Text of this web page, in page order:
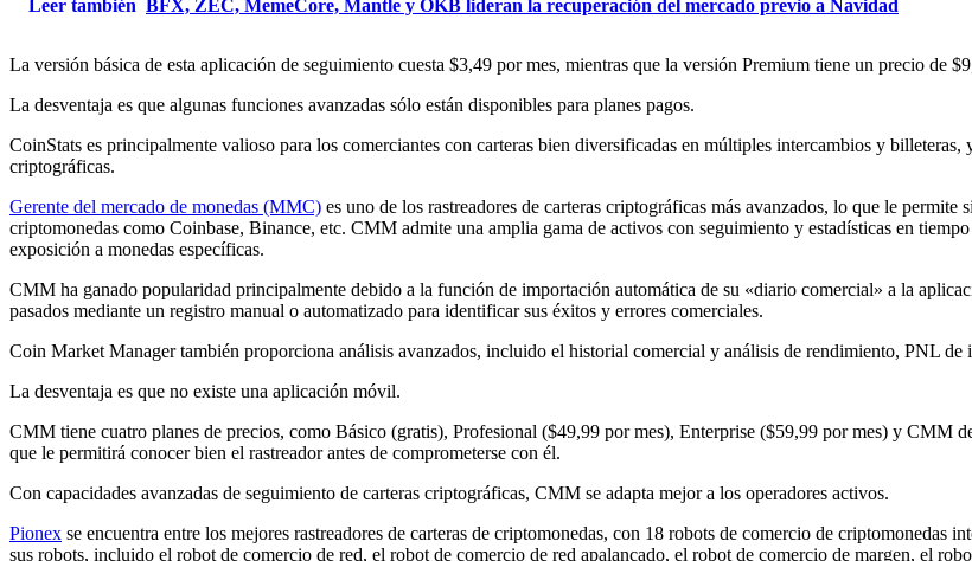
Leer también BFX, ZEC, MemeCore, Mantle y OKB lideran la recuperación del mercado previo a Navidad
La versión básica de esta aplicación de seguimiento cuesta $3,49 por mes, mientras que la versión Premium tiene un precio de
La desventaja es que algunas funciones avanzadas sólo están disponibles para planes pagos.
CoinStats es principalmente valioso para los comerciantes con carteras bien diversificadas en múltiples intercambios y
criptográficas.
Gerente del mercado de monedas (MMC) es uno de los rastreadores de carteras criptográficas más avanzados, lo que le
criptomonedas como Coinbase, Binance, etc. CMM admite una amplia gama de activos con seguimiento y estadísticas en
exposición a monedas específicas.
CMM ha ganado popularidad principalmente debido a la función de importación automática de su «diario comercial» a la
pasados ​​mediante un registro manual o automatizado para identificar sus éxitos y errores comerciales.
Coin Market Manager también proporciona análisis avanzados, incluido el historial comercial y análisis de rendimiento, PNL de
La desventaja es que no existe una aplicación móvil.
CMM tiene cuatro planes de precios, como Básico (gratis), Profesional ($49,99 por mes), Enterprise ($59,99 por mes) y CMM
que le permitirá conocer bien el rastreador antes de comprometerse con él.
Con capacidades avanzadas de seguimiento de carteras criptográficas, CMM se adapta mejor a los operadores activos.
Pionex se encuentra entre los mejores rastreadores de carteras de criptomonedas, con 18 robots de comercio de criptomonedas
sus robots, incluido el robot de comercio de red, el robot de comercio de red apalancado, el robot de comercio de margen, el